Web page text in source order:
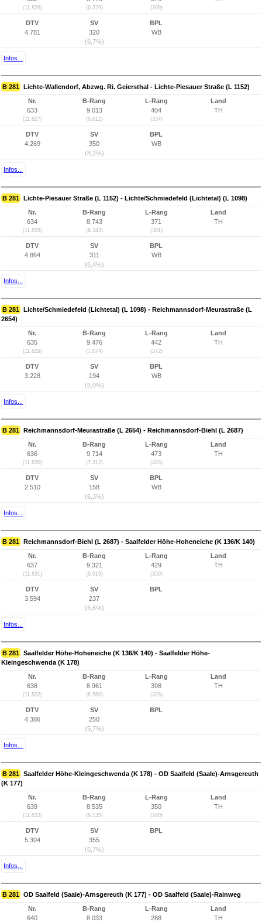
(11.826) (6.379) (309)
DTV
4.781
SV
320
(6,7%)
BPL
WB
Infos...
B 281 Lichte-Wallendorf, Abzwg. Ri. Geiersthal - Lichte-Piesauer Straße (L 1152)
Nr.
633
(11.827)
B-Rang
9.013
(6.612)
L-Rang
404
(334)
Land
TH
DTV
4.269
SV
350
(8,2%)
BPL
WB
Infos...
B 281 Lichte-Piesauer Straße (L 1152) - Lichte/Schmiedefeld (Lichtetal) (L 1098)
Nr.
634
(11.828)
B-Rang
8.743
(6.343)
L-Rang
371
(301)
Land
TH
DTV
4.864
SV
311
(6,4%)
BPL
WB
Infos...
B 281 Lichte/Schmiedefeld (Lichtetal) (L 1098) - Reichmannsdorf-Meurastraße (L
2654)
Nr.
635
(11.829)
B-Rang
9.476
(7.074)
L-Rang
442
(372)
Land
TH
DTV
3.228
SV
194
(6,0%)
BPL
WB
Infos...
B 281 Reichmannsdorf-Meurastraße (L 2654) - Reichmannsdorf-Biehl (L 2687)
Nr.
636
(11.830)
B-Rang
9.714
(7.312)
L-Rang
473
(403)
Land
TH
DTV
2.510
SV
158
(6,3%)
BPL
WB
Infos...
B 281 Reichmannsdorf-Biehl (L 2687) - Saalfelder Höhe-Hoheneiche (K 136/K 140)
Nr.
637
(11.831)
B-Rang
9.321
(6.919)
L-Rang
429
(359)
Land
TH
DTV
3.594
SV
237
(6,6%)
BPL
Infos...
B 281 Saalfelder Höhe-Hoheneiche (K 136/K 140) - Saalfelder Höhe-
Kleingeschwenda (K 178)
Nr.
638
(11.832)
B-Rang
8.961
(6.560)
L-Rang
398
(328)
Land
TH
DTV
4.386
SV
250
(5,7%)
BPL
Infos...
B 281 Saalfelder Höhe-Kleingeschwenda (K 178) - OD Saalfeld (Saale)-Arnsgereuth
(K 177)
Nr.
639
(11.833)
B-Rang
8.535
(6.135)
L-Rang
350
(280)
Land
TH
DTV
5.304
SV
355
(6,7%)
BPL
Infos...
B 281 OD Saalfeld (Saale)-Arnsgereuth (K 177) - OD Saalfeld (Saale)-Rainweg
Nr.
640
B-Rang
8.033
L-Rang
288
Land
TH